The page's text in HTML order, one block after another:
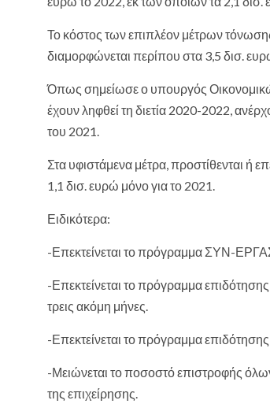
Το κόστος των επιπλέον μέτρων
διαμορφώνεται περίπου στα 3,5 δισ.
Όπως σημείωσε ο υπουργός
έχουν ληφθεί τη διετία 2020-2022,
του 2021.
Στα υφιστάμενα μέτρα, προστίθενται
1,1 δισ. ευρώ μόνο για το 2021.
Ειδικότερα:
-Επεκτείνεται το πρόγραμμα ΣΥΝ-
-Επεκτείνεται το πρόγραμμα
τρεις ακόμη μήνες.
-Επεκτείνεται το πρόγραμμα
-Μειώνεται το ποσοστό επιστροφής
της επιχείρησης.